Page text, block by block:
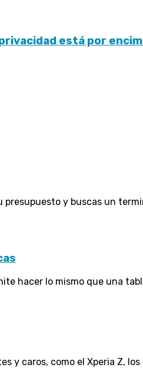
está por
presupuesto y buscas un
hacer lo mismo que una
y caros, como el Xperia Z,